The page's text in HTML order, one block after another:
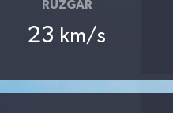
RÜZGAR
23 km/s